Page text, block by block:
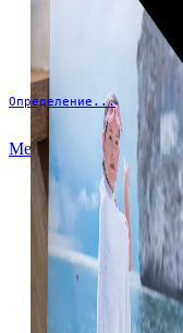
Определение...
Меню